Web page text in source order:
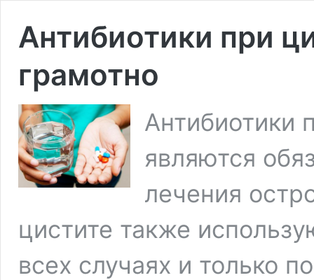
Антибиотики при
грамотно
Антибиотики
являются
лечения
цистите также
всех случаях и только